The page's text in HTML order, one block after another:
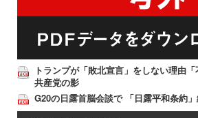
トランプが「敗北宣言」をしない理由
共産党の影
G20の日露首脳会談で 「日露平和条約